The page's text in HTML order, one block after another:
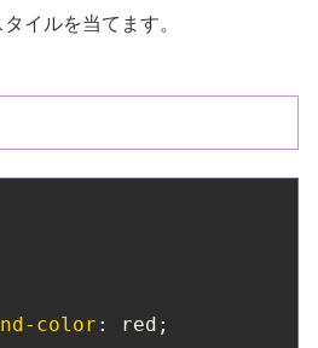
イルを当てます。
color : red;